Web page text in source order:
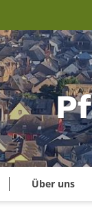
Über uns